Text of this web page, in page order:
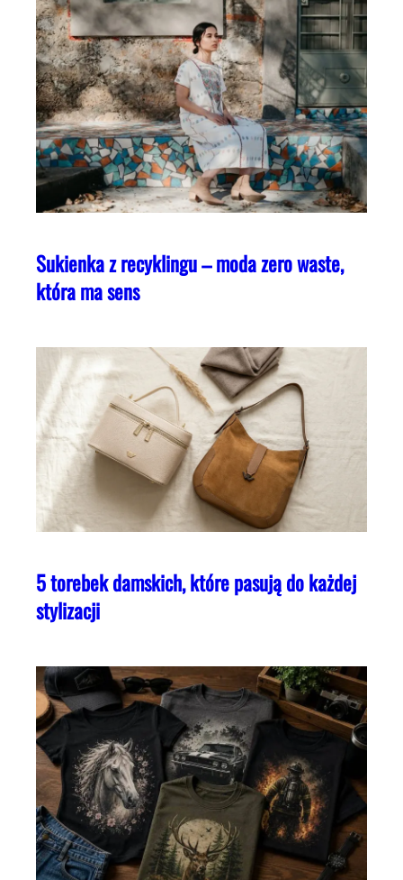
Sukienka z recyklingu – moda zero waste,
która ma sens
5 torebek damskich, które pasują do każdej
stylizacji